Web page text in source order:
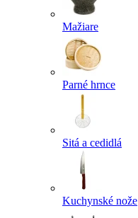
Mažiare
Parné hrnce
Sitá a cedidlá
Kuchynské nože